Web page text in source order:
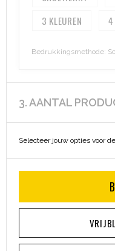
3
4
Bedrukkingsmethode:
3. AANTAL
Selecteer jouw opties voor